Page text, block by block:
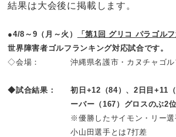
結果は大会後に掲載します。
●4/8～9（月～火） 「第1回 グリコ パラゴルフ
世界障害者ゴルフランキング対応試合です。
◇会場：
沖縄県名護市・カヌチャゴ
◆試合結果：
初日+12（84）、2日目+11
ーバー（167）グロスのぶ2位
※優勝したサイモン・リー
小山田選手とは7打差